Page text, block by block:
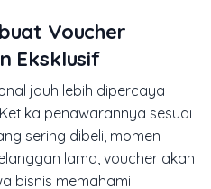
Voucher
Eksklusif
jauh lebih dipercaya
penawarannya sesuai
sering dibeli, momen
lama, voucher akan
bisnis memahami